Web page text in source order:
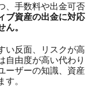
、手数料や出金可否
ブ資産の出金に対応
。
い反面、リスクが高
自由度が高い代わり
ーザーの知識、資産
。